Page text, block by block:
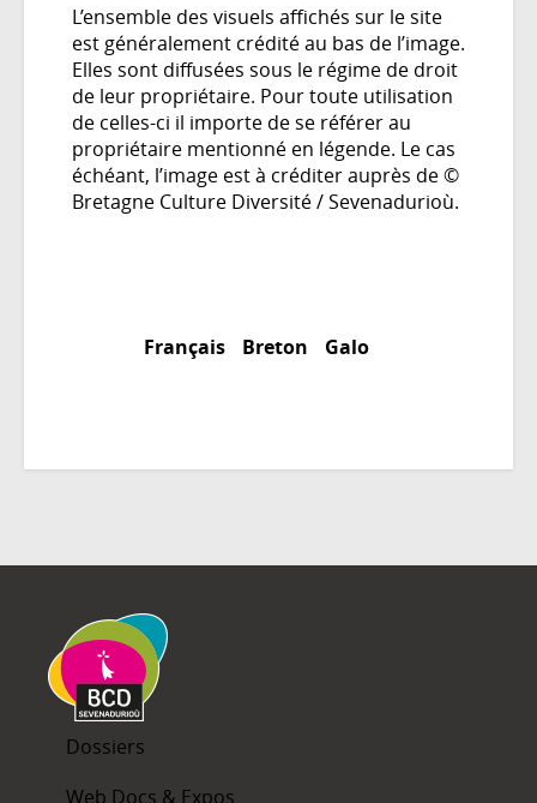
L’ensemble des visuels affichés sur le site
est généralement crédité au bas de l’image.
Elles sont diffusées sous le régime de droit
de leur propriétaire. Pour toute utilisation
de celles-ci il importe de se référer au
propriétaire mentionné en légende. Le cas
échéant, l’image est à créditer auprès de ©
Bretagne Culture Diversité / Sevenadurioù.
Français Breton Galo
Dossiers
Web Docs & Expos